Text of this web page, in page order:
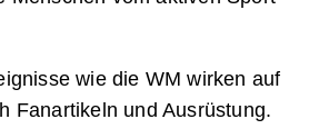
wie die WM wirken auf
Fanartikeln und Ausrüstung.